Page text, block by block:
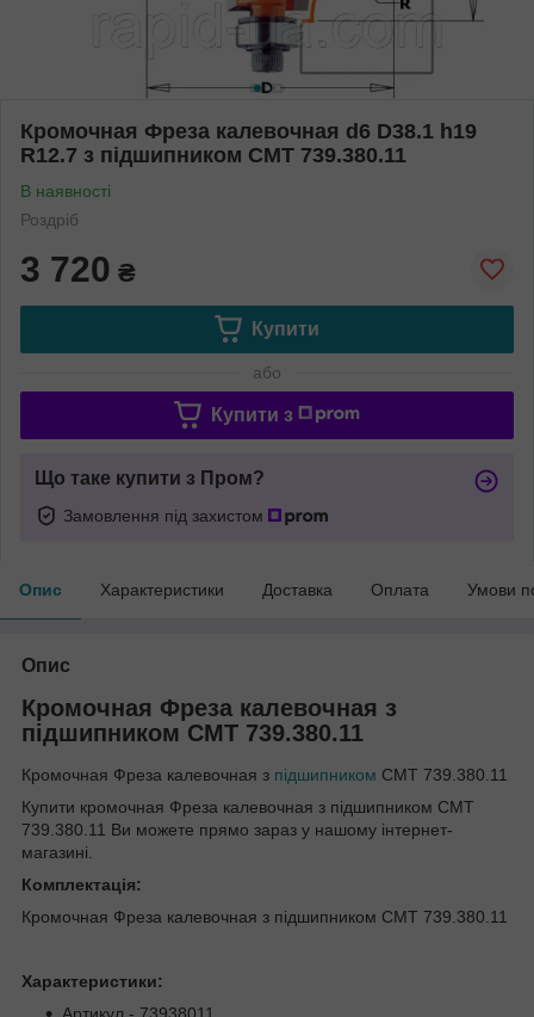
Кромочная Фреза калевочная d6 D38.1 h19
R12.7 з підшипником СМТ 739.380.11
В наявності
Роздріб
3 720 ₴
Купити
або
Купити з
Що таке купити з Пром?
Замовлення під захистом
Опис Характеристики Доставка Оплата Умови
Опис
Кромочная Фреза калевочная з
підшипником СМТ 739.380.11
Кромочная Фреза калевочная з підшипником СМТ 739.380.11
Купити кромочная Фреза калевочная з підшипником СМТ
739.380.11 Ви можете прямо зараз у нашому інтернет-
магазині.
Комплектація:
Кромочная Фреза калевочная з підшипником СМТ 739.380.11
Характеристики: